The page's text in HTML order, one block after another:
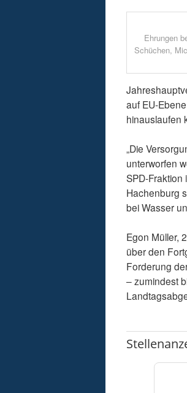
Ehrungen
Schüchen,
auf EU-
hinauslaufen
„Die
unterworfen
SPD-
Hachenburg
bei Wasser
Egon Müller,
über den
Forderung
– zumindest